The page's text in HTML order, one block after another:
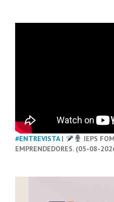
#ENTREVISTA|
IEPS
EMPRENDEDORES. (05-08-